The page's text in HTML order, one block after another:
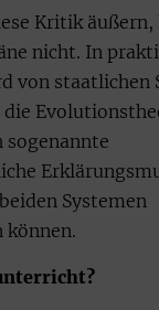
Kritik äußern,
nicht. In
von staatlichen
die
sogenannte
Systemen
können.